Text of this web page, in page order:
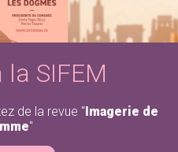
SIFEM
de la revue "Imagerie de
"